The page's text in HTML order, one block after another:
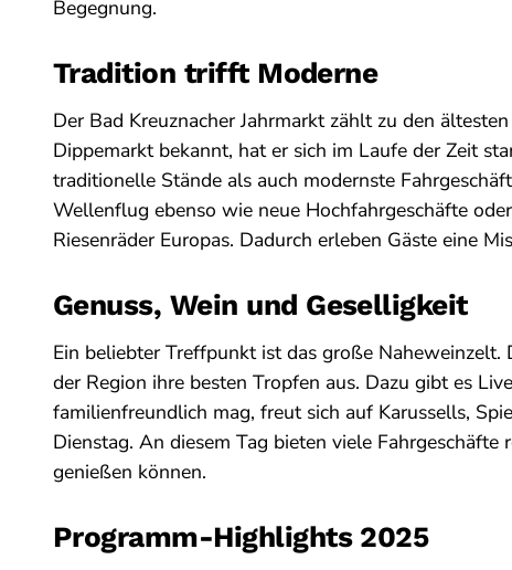
Begegnung.
Tradition trifft Moderne
Der Bad Kreuznacher Jahrmarkt zählt zu den
Dippemarkt bekannt, hat er sich im Laufe der Zeit
traditionelle Stände als auch modernste
Wellenflug ebenso wie neue Hochfahrgeschäfte
Riesenräder Europas. Dadurch erleben Gäste eine
Genuss, Wein und Geselligkeit
Ein beliebter Treffpunkt ist das große
der Region ihre besten Tropfen aus. Dazu gibt es
familienfreundlich mag, freut sich auf Karussells,
Dienstag. An diesem Tag bieten viele Fahrgeschäfte
genießen können.
Programm-Highlights 2025